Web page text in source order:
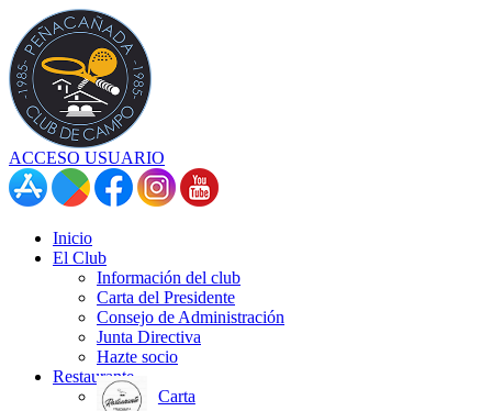
ACCESO USUARIO
Inicio
El Club
Información del club
Carta del Presidente
Consejo de Administración
Junta Directiva
Hazte socio
Restaurante
Carta